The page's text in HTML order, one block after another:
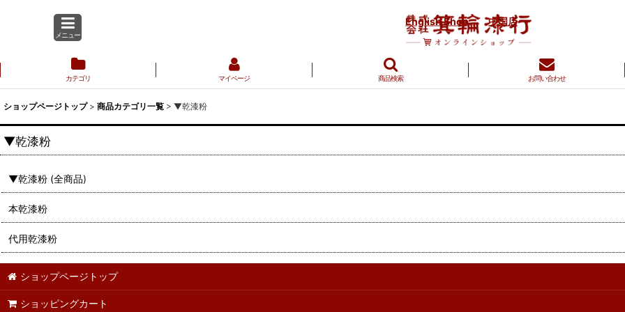
English Shop 中国店
メニュー
カテゴリ マイページ 商品検索 お問い合わせ
ショップページトップ > 商品カテゴリ一覧 > ▼乾漆粉
▼乾漆粉
▼乾漆粉 (全商品)
本乾漆粉
代用乾漆粉
ショップページトップ
ショッピングカート